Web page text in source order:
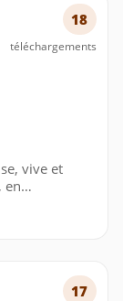
vive et
en
18
téléchargements
17